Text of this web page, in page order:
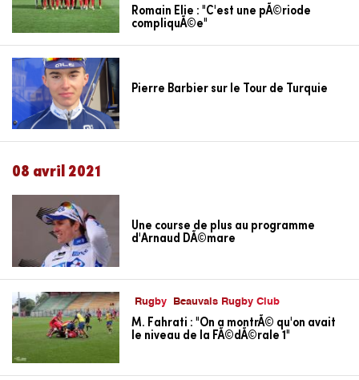
Romain Elie : "C'est une pÃ©riode
compliquÃ©e"
Pierre Barbier sur le Tour de Turquie
08 avril 2021
Une course de plus au programme
d'Arnaud DÃ©mare
Rugby Beauvais Rugby Club
M. Fahrati : "On a montrÃ© qu'on avait
le niveau de la FÃ©dÃ©rale 1"